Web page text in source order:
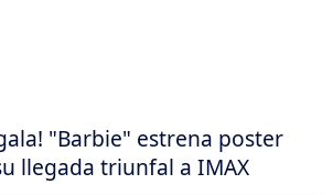
"Barbie" estrena poster
llegada triunfal a IMAX